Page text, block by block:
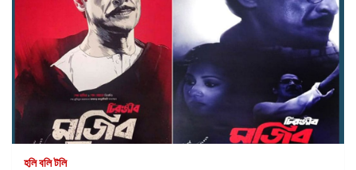
হলি বলি টলি